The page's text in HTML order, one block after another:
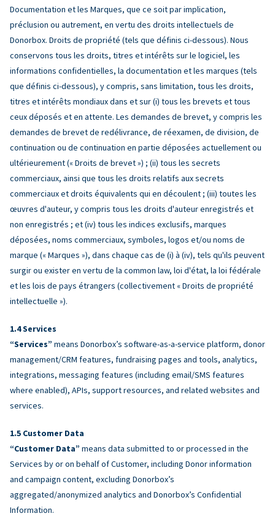
Documentation et les Marques, que ce soit par implication,
préclusion ou autrement, en vertu des droits intellectuels de
Donorbox. Droits de propriété (tels que définis ci-dessous). Nous
conservons tous les droits, titres et intérêts sur le logiciel, les
informations confidentielles, la documentation et les marques (tels
que définis ci-dessous), y compris, sans limitation, tous les droits,
titres et intérêts mondiaux dans et sur (i) tous les brevets et tous
ceux déposés et en attente. Les demandes de brevet, y compris les
demandes de brevet de redélivrance, de réexamen, de division, de
continuation ou de continuation en partie déposées actuellement ou
ultérieurement (« Droits de brevet ») ; (ii) tous les secrets
commerciaux, ainsi que tous les droits relatifs aux secrets
commerciaux et droits équivalents qui en découlent ; (iii) toutes les
œuvres d'auteur, y compris tous les droits d'auteur enregistrés et
non enregistrés ; et (iv) tous les indices exclusifs, marques
déposées, noms commerciaux, symboles, logos et/ou noms de
marque (« Marques »), dans chaque cas de (i) à (iv), tels qu'ils peuvent
surgir ou exister en vertu de la common law, loi d'état, la loi fédérale
et les lois de pays étrangers (collectivement « Droits de propriété
intellectuelle »).
Services
“Services” means Donorbox’s software-as-a-service platform, donor
management/CRM features, fundraising pages and tools, analytics,
integrations, messaging features (including email/SMS features
where enabled), APIs, support resources, and related websites and
services.
Customer Data
“Customer Data” means data submitted to or processed in the
Services by or on behalf of Customer, including Donor information
and campaign content, excluding Donorbox’s
aggregated/anonymized analytics and Donorbox’s Confidential
Information.